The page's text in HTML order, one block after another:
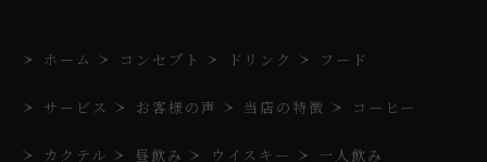
ホーム コンセプト ドリンク フード
サービス お客様の声 当店の特徴 コーヒー
カクテル 昼飲み ウイスキー 一人飲み